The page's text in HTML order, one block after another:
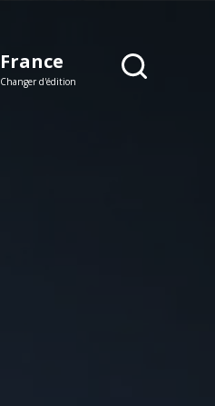
France
Changer d'édition